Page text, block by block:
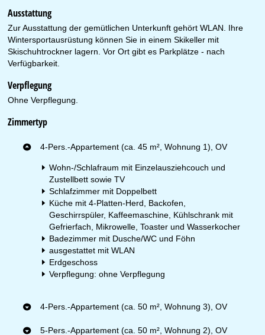
Ausstattung
Zur Ausstattung der gemütlichen Unterkunft gehört WLAN. Ihre
Wintersportausrüstung können Sie in einem Skikeller mit
Skischuhtrockner lagern. Vor Ort gibt es Parkplätze - nach
Verfügbarkeit.
Verpflegung
Ohne Verpflegung.
Zimmertyp
4-Pers.-Appartement (ca. 45 m², Wohnung 1), OV
Wohn-/Schlafraum mit Einzelausziehcouch und
Zustellbett sowie TV
Schlafzimmer mit Doppelbett
Küche mit 4-Platten-Herd, Backofen,
Geschirrspüler, Kaffeemaschine, Kühlschrank mit
Gefrierfach, Mikrowelle, Toaster und Wasserkocher
Badezimmer mit Dusche/WC und Föhn
ausgestattet mit WLAN
Erdgeschoss
Verpflegung: ohne Verpflegung
4-Pers.-Appartement (ca. 50 m², Wohnung 3), OV
5-Pers.-Appartement (ca. 50 m², Wohnung 2), OV